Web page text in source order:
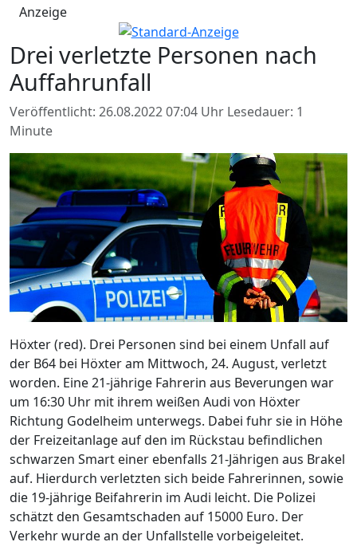
Anzeige
Drei verletzte Personen nach
Auffahrunfall
Veröffentlicht: 26.08.2022 07:04 Uhr Lesedauer: 1
Minute
Höxter (red). Drei Personen sind bei einem Unfall auf
der B64 bei Höxter am Mittwoch, 24. August, verletzt
worden. Eine 21-jährige Fahrerin aus Beverungen war
um 16:30 Uhr mit ihrem weißen Audi von Höxter
Richtung Godelheim unterwegs. Dabei fuhr sie in Höhe
der Freizeitanlage auf den im Rückstau befindlichen
schwarzen Smart einer ebenfalls 21-Jährigen aus Brakel
auf. Hierdurch verletzten sich beide Fahrerinnen, sowie
die 19-jährige Beifahrerin im Audi leicht. Die Polizei
schätzt den Gesamtschaden auf 15000 Euro. Der
Verkehr wurde an der Unfallstelle vorbeigeleitet.